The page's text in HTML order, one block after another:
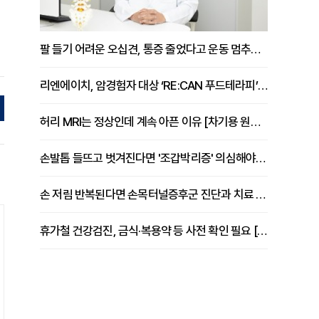
팔 들기 어려운 오십견, 통증 줄었다고 운동 멈추면 안 되는 이유 [이병욱 원장 칼럼]
리엔에이치, 암경험자 대상 ‘RE:CAN 푸드테라피’ 운영
허리 MRI는 정상인데 계속 아픈 이유 [차기용 원장 칼럼]
손발톱 들뜨고 벗겨진다면 '조갑박리증' 의심해야 [김철윤 원장 칼럼]
손 저림 반복된다면 손목터널증후군 진단과 치료 시기 살펴야 [김동현 원장 칼럼]
휴가철 건강검진, 금식·복용약 등 사전 확인 필요 [정도감 원장 칼럼]